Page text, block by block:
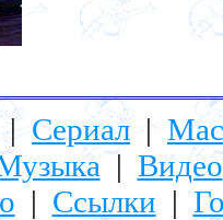
|Сериал|
| Видео
| Ссылки |